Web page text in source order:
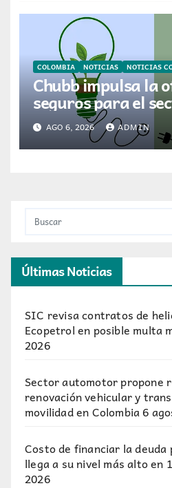
COLOMBIA NOTICIAS NOTICIAS
Chubb impulsa la
seguros para el
energías
Latina
AGO 6, 2026 ADMIN
Últimas Noticias
SIC revisa contratos de
Ecopetrol en posible multa
2026
Sector automotor propone
renovación vehicular y
movilidad en Colombia6
Costo de financiar la deuda
llega a su nivel más alto en
2026